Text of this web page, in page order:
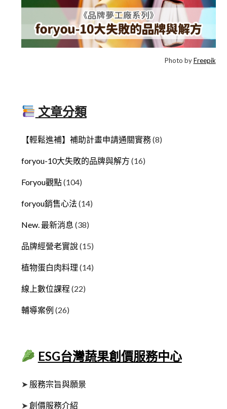
Photo byFreepik
文章分類
【輕鬆進補】補助計畫申請通關實務(8)
foryou-10大失敗的品牌與解方 (16)
Foryou觀點(104)
foryou銷售心法 (14)
New. 最新消息 (38)
品牌經營老實說 (15)
植物蛋白肉料理 (14)
線上數位課程 (22)
輔導案例 (26)
ESG台灣蔬果創價服務中心
➤ 服務宗旨與願景
➤創價服務介紹